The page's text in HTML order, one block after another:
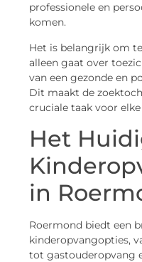
professionele en
komen.
Het is belangrijk om
alleen gaat over
van een gezonde en
Dit maakt de
cruciale taak voor
Het
in
Roermond biedt een
kinderopvangopties,
tot gastouderopvang